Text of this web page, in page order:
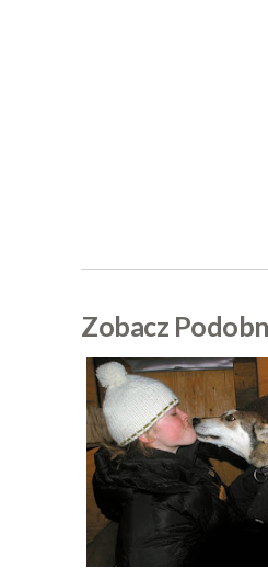
Zobacz